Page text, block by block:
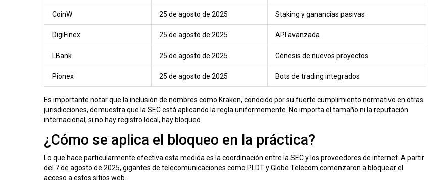
CoinW 25 de agosto de 2025 Staking y ganancias pasivas
DigiFinex 25 de agosto de 2025 API avanzada
LBank 25 de agosto de 2025 Génesis de nuevos proyectos
Pionex 25 de agosto de 2025 Bots de trading integrados
Es importante notar que la inclusión de nombres como Kraken, conocido por su fuerte cumplimiento normativo en otras
jurisdicciones, demuestra que la SEC está aplicando la regla uniformemente. No importa el tamaño ni la reputación
internacional; si no hay registro local, hay bloqueo.
¿Cómo se aplica el bloqueo en la práctica?
Lo que hace particularmente efectiva esta medida es la coordinación entre la SEC y los proveedores de internet. A partir
del 7 de agosto de 2025, gigantes de telecomunicaciones como PLDTyGlobe Telecom comenzaron a bloquear el
acceso a estos sitios web.